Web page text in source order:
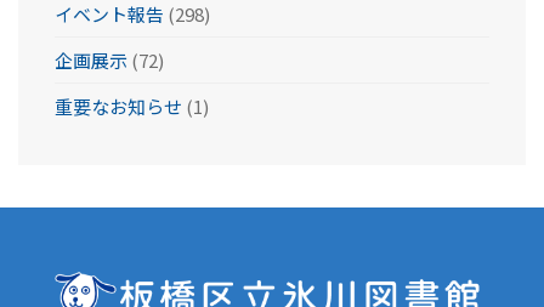
イベント報告 (298)
企画展示(72)
重要なお知らせ (1)